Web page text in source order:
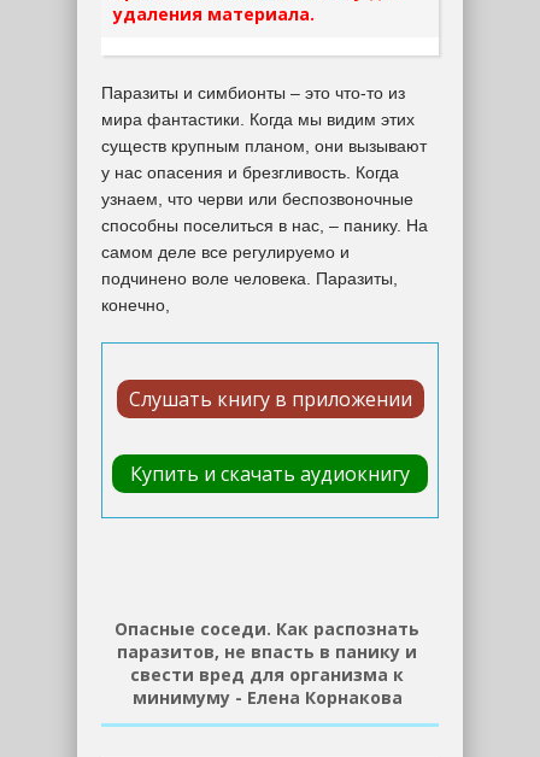
удаления материала.
Паразиты и симбионты – это что-то из
мира фантастики. Когда мы видим этих
существ крупным планом, они вызывают
у нас опасения и брезгливость. Когда
узнаем, что черви или беспозвоночные
способны поселиться в нас, – панику. На
самом деле все регулируемо и
подчинено воле человека. Паразиты,
конечно,
Слушать книгу в приложении
Купить и скачать аудиокнигу
Опасные соседи. Как распознать
паразитов, не впасть в панику и
свести вред для организма к
минимуму - Елена Корнакова